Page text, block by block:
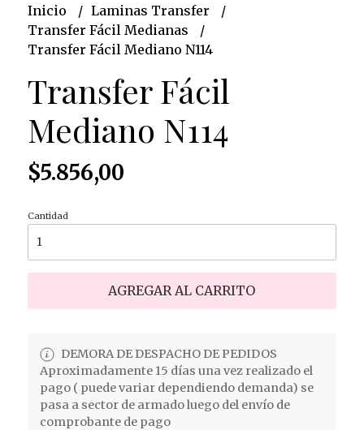
Inicio
Laminas Transfer
Transfer Fácil Medianas
Transfer Fácil Mediano N114
Transfer Fácil
Mediano N114
$5.856,00
Cantidad
AGREGAR AL CARRITO
DEMORA DE DESPACHO DE PEDIDOS
Aproximadamente 15 días una vez realizado el
pago ( puede variar dependiendo demanda) se
pasa a sector de armado luego del envío de
comprobante de pago